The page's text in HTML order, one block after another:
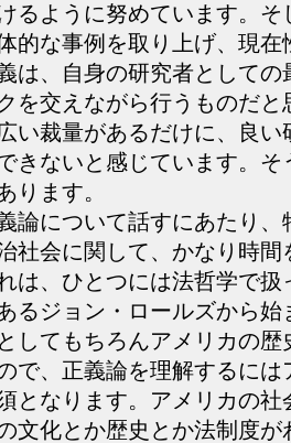
るように努めています。そ
的な事例を取り上げ、現在
は、自身の研究者としての
を交えながら行うものだと
い裁量があるだけに、良い
きないと感じています。そ
ります。
論について話すにあたり、
社会に関して、かなり時間
は、ひとつには法哲学で扱
るジョン・ロールズから始
してもちろんアメリカの歴
で、正義論を理解するには
となります。アメリカの社
文化とか歴史とか法制度が